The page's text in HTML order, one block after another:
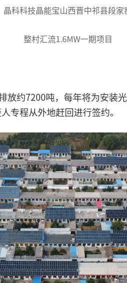
晶科科技晶能宝山西晋中祁县段家
整村汇流1.6MW一期项目
约7200吨，每年将为安装
专程从外地赶回进行签约。